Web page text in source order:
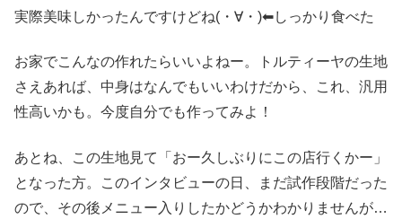
実際美味しかったんですけどね(・∀・)⬅︎しっかり食べた
お家でこんなの作れたらいいよねー。トルティーヤの生地
さえあれば、中身はなんでもいいわけだから、これ、汎用
性高いかも。今度自分でも作ってみよ！
あとね、この生地見て「おー久しぶりにこの店行くかー」
となった方。このインタビューの日、まだ試作段階だった
ので、その後メニュー入りしたかどうかわかりませんが…